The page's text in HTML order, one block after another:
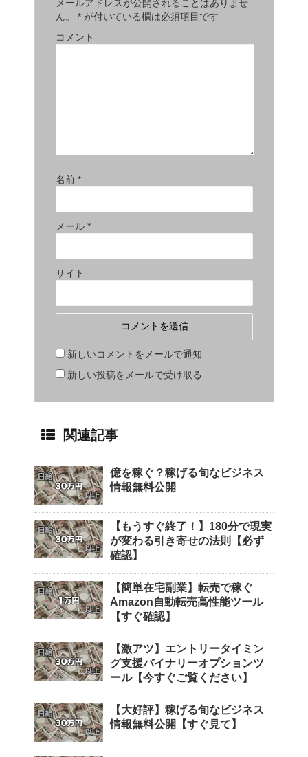
メールアドレスが公開されることはありませ
ん。
* が付いている欄は必須項目です
コメント
名前 *
メール *
サイト
新しいコメントをメールで通知
新しい投稿をメールで受け取る
関連記事
億を稼ぐ？稼げる旬なビジネス
情報無料公開
【もうすぐ終了！】180分で現実
が変わる引き寄せの法則【必ず
確認】
【簡単在宅副業】転売で稼ぐ
Amazon自動転売高性能ツール
【すぐ確認】
【激アツ】エントリータイミン
グ支援バイナリーオプションツ
ール【今すぐご覧ください】
【大好評】稼げる旬なビジネス
情報無料公開【すぐ見て】